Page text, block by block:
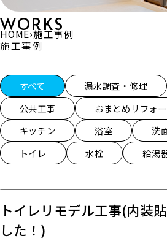
WORKS
施工事例
HOME›施工事例
施工事例一覧
すべて 漏水調査・修理
公共工事
おまとめリフォ
キッチン
浴室
洗
トイレ
水栓 給湯
トイレリモデル工事(内装
した！)